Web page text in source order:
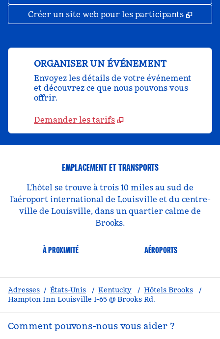
Créer un site web pour les participants ,
ORGANISER UN ÉVÉNEMENT
Envoyez les détails de votre événement
et découvrez ce que nous pouvons vous
offrir.
Demander les tarifs
EMPLACEMENT ET TRANSPORTS
L'hôtel se trouve à trois 10 miles au sud de
l'aéroport international de Louisville et du centre-
ville de Louisville, dans un quartier calme de
Brooks.
À PROXIMITÉ AÉROPORTS
Adresses / États-Unis / Kentucky / Hôtels Brooks
/
Hampton Inn Louisville I-65 @ Brooks Rd.
Comment pouvons-nous vous aider ?